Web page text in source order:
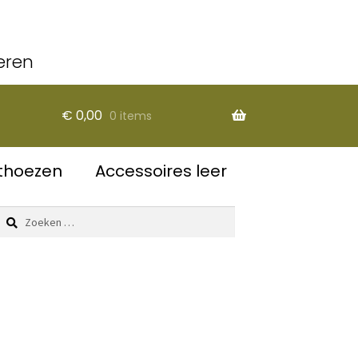
€ 0,00 0 items
Accessoires leer